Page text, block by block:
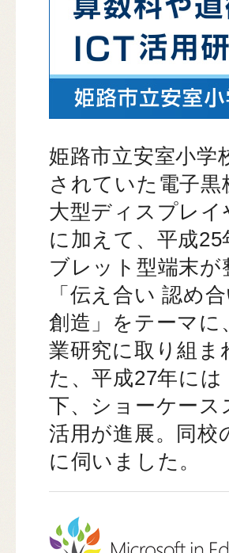
姫路市立安室小学
されていた電子
大型ディスプレ
に加えて、平成
ブレット型端末
「伝え合い 認め
創造」をテーマに
業研究に取り組ま
た、平成27年に
下、ショーケー
活用が進展。同校
に伺いました。